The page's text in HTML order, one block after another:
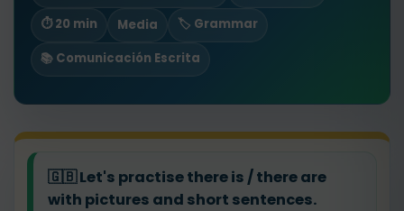
⏱ 20 min
Media
🏷️ Grammar
📚 Comunicación Escrita
🇬🇧Let's practise there is / there are
with pictures and short sentences.